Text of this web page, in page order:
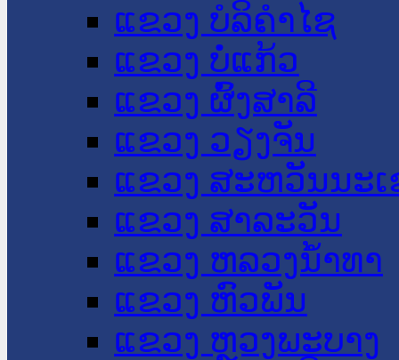
ແຂວງ ບໍລິຄໍາໄຊ
ແຂວງ ບໍ່ແກ້ວ
ແຂວງ ຜົ້ງສາລີ
ແຂວງ ວຽງຈັນ
ແຂວງ ສະຫວັນນະ
ແຂວງ ສາລະວັນ
ແຂວງ ຫລວງນໍ້າທາ
ແຂວງ ຫົວພັນ
ແຂວງ ຫຼວງພະບາງ